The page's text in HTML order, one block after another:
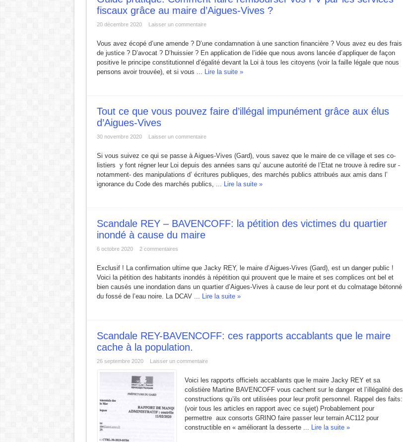
L ‘Expérience bloque, le Renouveau débloque !
URBANISME MODE AGUES-VIVES : Construire d’abord, demander après.
ZAC de la Volte : Promesse de développement ou bombe à retardement ?
Réunion du DCAV du 21 novembre 2025
Aigues-Vives : Gaspillage, abandon et mépris du patrimoine public
fiscaux grâce au maire d’Aigues-Vives ?
20 décembre 2020 Laisser un commentaire
Vous avez écopé d’une amende ? D’une condamnation à une sanction financière ? Vous avez eu des frais
de justice ? D’avocat ? D’huissier ? En application de l’idée que nous avons lancée d’appliquer de façon
positive le principe constitutionnel d’égalité devant la Loi à tous les citoyens (voir la faille légale que nous
pensons avoir trouvée), et si vous ... Lire la suite »
Tout ce que vous pouvez faire d’illégal impunément grâce aux élus
d’Aigues-Vives
30 novembre 2020 Laisser un commentaire
Si vous suivez ce qui se passe à Aigues-Vives (Gard), vous savez que le maire de ce village et ses co-
listiers y font régner leur Loi depuis des années sans qu’ aucune autorité de l’Etat ne trouve à redire sur -
notamment- des manipulations d’ écritures publiques, des marchés publics attribués aux amis dans l’
ignorance du Code des marchés publics, ... Lire la suite »
Scandale REY – BAVENCOFF: la pétition des victimes du quartier
inondé à cause du maire
6 octobre 2020 2 commentaires
Exclusif ! La confirmation ultime que Jacky REY, le maire d’Aigues-Vives (Gard), est un danger public !
Voici la pétition des habitants inondés à répétition qui prouvent que le maire et ses complices ont bel et
bien causés une inondation dans un quartier d’Aigues-Vives à cause de leur pont et du colmatage bétonné
du fossé de l’eau noire. La DCAV ... Lire la suite »
Scandale REY-BAVENCOFF: ces rapports accablants que le maire
cache à la population.
26 septembre 2020 Laisser un commentaire
Voici les rapports officiels accablants que le maire Jacky REY et sa
colistière Martine BAVENCOFF vous cachent sur le danger et l’illégalité des
constructions qu’ils ont utilisées pour leur profit personnel. Rappel des faits:
(voir tous les articles en rapport avec ce sujet) Probablement pour
permettre aux consorts GRINO faire passer leur terrain AC112 pour
constructible en « améliorant la desserte ... Lire la suite »